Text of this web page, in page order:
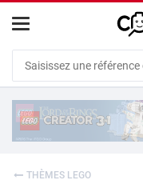
THÈMES LEGO
Cookies management panel